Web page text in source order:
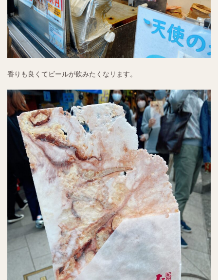
香りも良くてビールが飲みたくなリます。